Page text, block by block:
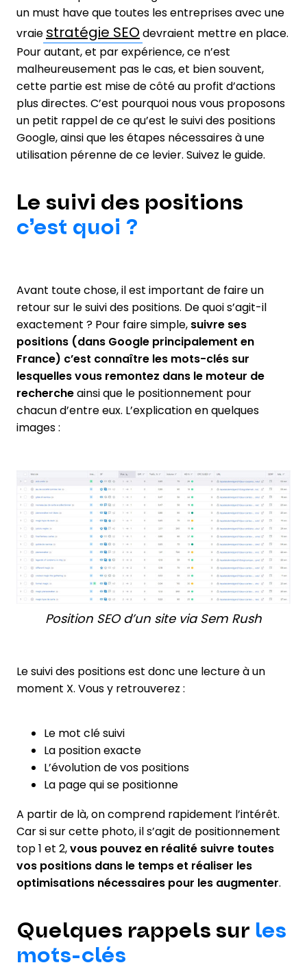
un must have que toutes les entreprises avec une
vraie stratégie SEO devraient mettre en place.
Pour autant, et par expérience, ce n’est
malheureusement pas le cas, et bien souvent,
cette partie est mise de côté au profit d’actions
plus directes. C’est pourquoi nous vous proposons
un petit rappel de ce qu’est le suivi des positions
Google, ainsi que les étapes nécessaires à une
utilisation pérenne de ce levier. Suivez le guide.
Le suivi des positions
c’est quoi ?
Avant toute chose, il est important de faire un
retour sur le suivi des positions. De quoi s’agit-il
exactement ? Pour faire simple, suivre ses
positions (dans Google principalement en
France) c’est connaître les mots-clés sur
lesquelles vous remontez dans le moteur de
rechercheainsi que le positionnement pour
chacun d’entre eux. L’explication en quelques
images :
Position SEO d’un site via Sem Rush
Le suivi des positions est donc une lecture à un
moment X. Vous y retrouverez :
Le mot clé suivi
La position exacte
L’évolution de vos positions
La page qui se positionne
A partir de là, on comprend rapidement l’intérêt.
Car si sur cette photo, il s’agit de positionnement
top 1 et 2,vous pouvez en réalité suivre toutes
vos positions dans le temps et réaliser les
optimisations nécessaires pour les augmenter.
Quelques rappels sur les
mots-clés